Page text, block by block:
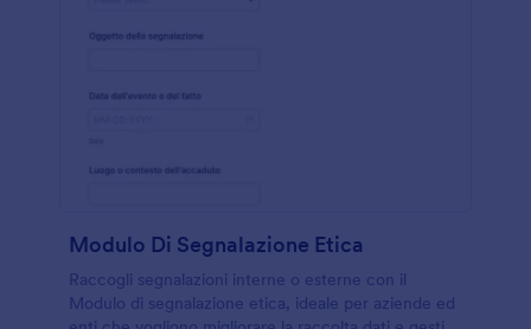
Modulo Di Segnalazione Etica
Raccogli segnalazioni interne o esterne con il
Modulo di segnalazione etica, ideale per aziende ed